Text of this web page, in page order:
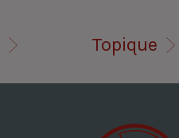
Topique